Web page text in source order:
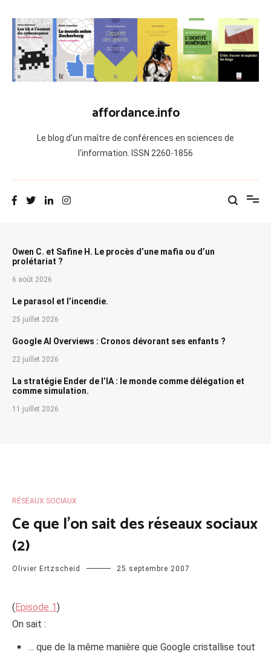
contenu
affordance.info
Le blog d'un maître de conférences en sciences de
l'information. ISSN 2260-1856
Owen C. et Safine H. Le procès d’une mafia ou d’un
prolétariat ?
6 août 2026
Le parasol et l’incendie.
25 juillet 2026
Google AI Overviews : Cronos dévorant ses enfants ?
22 juillet 2026
La stratégie Ender de l’IA : le monde comme délégation et
comme simulation.
11 juillet 2026
RÉSEAUX SOCIAUX
Ce que l’on sait des réseaux sociaux
(2)
Olivier Ertzscheid 25 septembre 2007
(Episode 1)
On sait :
… que de la même manière que Google cristallise tout